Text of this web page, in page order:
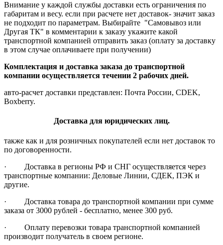
Внимание у каждой службы доставки есть ограничения по
габаритам и весу. если при расчете нет доставок- значит заказ
не подходит по параметрам. Выбирайте "Самовывоз или
Другая ТК" в комментарии к заказу укажите какой
транспортной компанией отправить заказ (оплату за доставку
в этом случае оплачиваете при получении)
Комплектация и доставка заказа до транспортной
компании осуществляется течении 2 рабочих дней.
авто-расчет доставки представлен: Почта России, CDEK,
Boxberry.
Доставка для юридических лиц.
также как и для розничных покупателей если нет доставок то
по договоренности.
· Доставка в регионы РФ и СНГ осуществляется через
транспортные компании: Деловые Линии, СДЕК, ПЭК и
другие.
· Доставка товара до транспортной компании при сумме
заказа от 3000 рублей - бесплатно, менее 300 руб.
· Оплату перевозки товара транспортной компанией
производит получатель в своем регионе.